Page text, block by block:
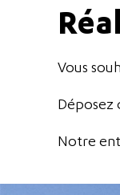
Vous
Déposez
Notre